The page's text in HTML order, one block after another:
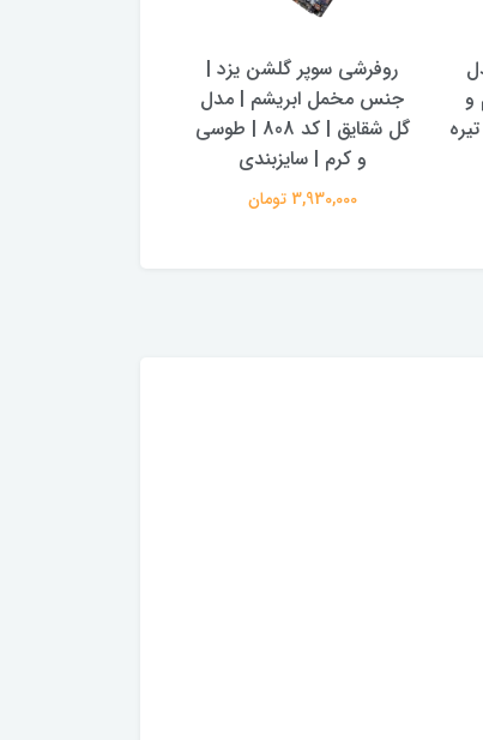
و
روفرشی سوپر گلشن یزد |
جنس مخمل ابریشم | مدل
گل شقایق | کد 808 | طوسی
و کرم | سایزبندی
3,930,000 تومان